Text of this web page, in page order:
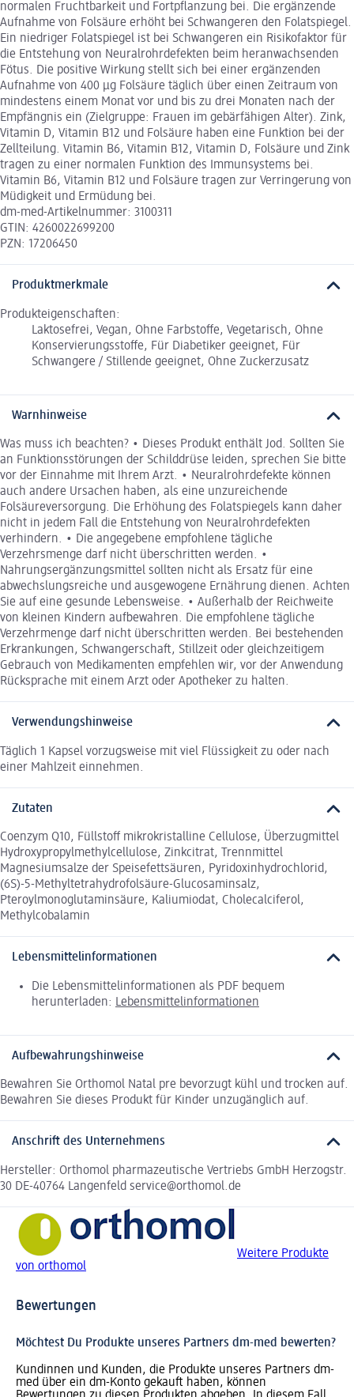
normalen Fruchtbarkeit und Fortpflanzung bei. Die ergänzende
Aufnahme von Folsäure erhöht bei Schwangeren den Folatspiegel.
Ein niedriger Folatspiegel ist bei Schwangeren ein Risikofaktor für
die Entstehung von Neuralrohrdefekten beim heranwachsenden
Fötus. Die positive Wirkung stellt sich bei einer ergänzenden
Aufnahme von 400 µg Folsäure täglich über einen Zeitraum von
mindestens einem Monat vor und bis zu drei Monaten nach der
Empfängnis ein (Zielgruppe: Frauen im gebärfähigen Alter). Zink,
Vitamin D, Vitamin B12 und Folsäure haben eine Funktion bei der
Zellteilung. Vitamin B6, Vitamin B12, Vitamin D, Folsäure und Zink
tragen zu einer normalen Funktion des Immunsystems bei.
Vitamin B6, Vitamin B12 und Folsäure tragen zur Verringerung von
Müdigkeit und Ermüdung bei.
dm-med-Artikelnummer: 3100311
GTIN: 4260022699200
PZN: 17206450
Produktmerkmale
Produkteigenschaften:
Laktosefrei, Vegan, Ohne Farbstoffe, Vegetarisch, Ohne
Konservierungsstoffe, Für Diabetiker geeignet, Für
Schwangere / Stillende geeignet, Ohne Zuckerzusatz
Warnhinweise
Was muss ich beachten? • Dieses Produkt enthält Jod. Sollten Sie
an Funktionsstörungen der Schilddrüse leiden, sprechen Sie bitte
vor der Einnahme mit Ihrem Arzt. • Neuralrohrdefekte können
auch andere Ursachen haben, als eine unzureichende
Folsäureversorgung. Die Erhöhung des Folatspiegels kann daher
nicht in jedem Fall die Entstehung von Neuralrohrdefekten
verhindern. • Die angegebene empfohlene tägliche
Verzehrsmenge darf nicht überschritten werden. •
Nahrungsergänzungsmittel sollten nicht als Ersatz für eine
abwechslungsreiche und ausgewogene Ernährung dienen. Achten
Sie auf eine gesunde Lebensweise. • Außerhalb der Reichweite
von kleinen Kindern aufbewahren. Die empfohlene tägliche
Verzehrmenge darf nicht überschritten werden. Bei bestehenden
Erkrankungen, Schwangerschaft, Stillzeit oder gleichzeitigem
Gebrauch von Medikamenten empfehlen wir, vor der Anwendung
Rücksprache mit einem Arzt oder Apotheker zu halten.
Verwendungshinweise
Täglich 1 Kapsel vorzugsweise mit viel Flüssigkeit zu oder nach
einer Mahlzeit einnehmen.
Zutaten
Coenzym Q10, Füllstoff mikrokristalline Cellulose, Überzugmittel
Hydroxypropylmethylcellulose, Zinkcitrat, Trennmittel
Magnesiumsalze der Speisefettsäuren, Pyridoxinhydrochlorid,
(6S)-5-Methyltetrahydrofolsäure-Glucosaminsalz,
Pteroylmonoglutaminsäure, Kaliumiodat, Cholecalciferol,
Methylcobalamin
Lebensmittelinformationen
Die Lebensmittelinformationen als PDF bequem
herunterladen: Lebensmittelinformationen
Aufbewahrungshinweise
Bewahren Sie Orthomol Natal pre bevorzugt kühl und trocken auf.
Bewahren Sie dieses Produkt für Kinder unzugänglich auf.
Anschrift des Unternehmens
Hersteller: Orthomol pharmazeutische Vertriebs GmbH Herzogstr.
30 DE-40764 Langenfeld service@orthomol.de
Weitere Produkte
von orthomol
Bewertungen
Möchtest Du Produkte unseres Partners dm-med bewerten?
Kundinnen und Kunden, die Produkte unseres Partners dm-
med über ein dm-Konto gekauft haben, können